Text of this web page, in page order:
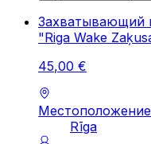
Захватывающий
"Riga Wake
45,00 €
Rīga